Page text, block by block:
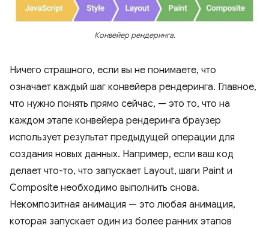
Конвейер рендеринга.
Ничего страшного, если вы не понимаете, что
означает каждый шаг конвейера рендеринга. Главное,
что нужно понять прямо сейчас, — это то, что на
каждом этапе конвейера рендеринга браузер
использует результат предыдущей операции для
создания новых данных. Например, если ваш код
делает что-то, что запускает Layout, шаги Paint и
Composite необходимо выполнить снова.
Некомпозитная анимация — это любая анимация,
которая запускает один из более ранних этапов